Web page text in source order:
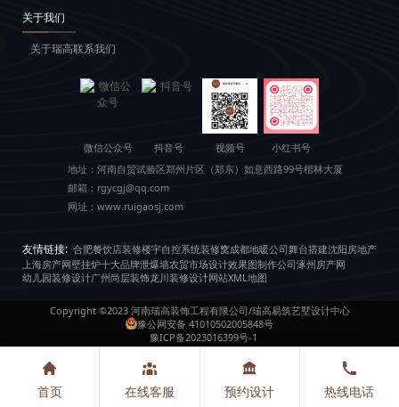
关于我们
关于瑞高联系我们
微信公众号 抖音号 视频号
小红书号
地址： 河南自贸试验区郑州片区（郑东）如意西路99号楷林大厦
邮箱： rgycgj@qq.com
网址： www.ruigaosj.com
友情链接: 合肥餐饮店装修楼宇自控系统装修窝成都地暖公司舞台搭建沈阳房地产
上海房产网壁挂炉十大品牌泄爆墙农贸市场设计效果图制作公司涿州房产网
幼儿园装修设计广州尚层装饰龙川装修设计网站XML地图
Copyright ©2023 河南瑞高装饰工程有限公司/瑞高易筑艺墅设计中心
豫公网安备 41010502005848号
豫ICP备2023016399号-1
首页 在线客服 预约设计 热线电话